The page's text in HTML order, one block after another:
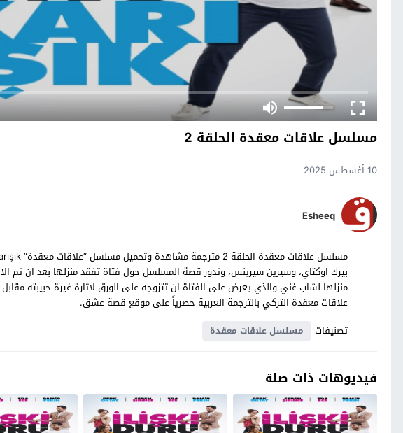
مسلسل علاقات معقدة الحلقة 2
10 أغسطس 2025
Esheeq
بيرك اوكتاي، وسيرين سيرينس، وتدور قصة المسلسل حول فتاة تفقد منزلها بعد ان تم
علاقات معقدة التركي بالترجمة العربية حصرياً على موقع قصة عشق.
تصنيفات
مسلسل علاقات معقدة
فيديوهات ذات صلة